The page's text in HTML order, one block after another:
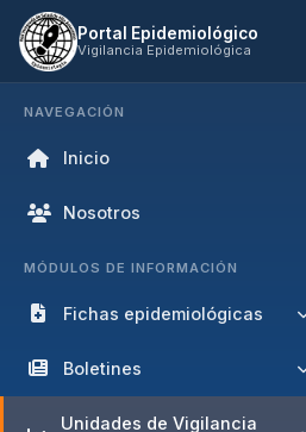
Portal Epidemiológico
Vigilancia Epidemiológica
NAVEGACIÓN
Inicio
Nosotros
MÓDULOS DE INFORMACIÓN
Fichas epidemiológicas
Fichas de Notificación
Fichas de Notificación Semanal
Boletines
DRSAA
Unidades de Vigilancia